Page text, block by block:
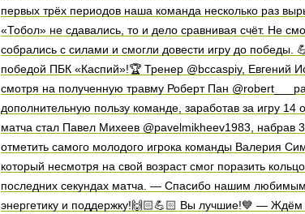
первых трёх периодов наша команда несколько раз
«Тобол» не сдавались, то и дело сравнивая счёт. Не
собрались с силами и смогли довести игру до победы.
победой ПБК «Каспий»!🏆 Тренер @bccaspiy, Евгений
смотря на полученную травму Роберт Пан
дополнительную пользу команде, заработав за игру
матча стал Павел Михеев @pavelmikheev1983, набрав
отметить самого молодого игрока команды Валерия
который несмотря на свой возраст смог поразить
последних секундах матча. — Спасибо нашим
энергетику и поддержку!🙌🏻💪🏻 Вы лучшие!💙 — Ждём